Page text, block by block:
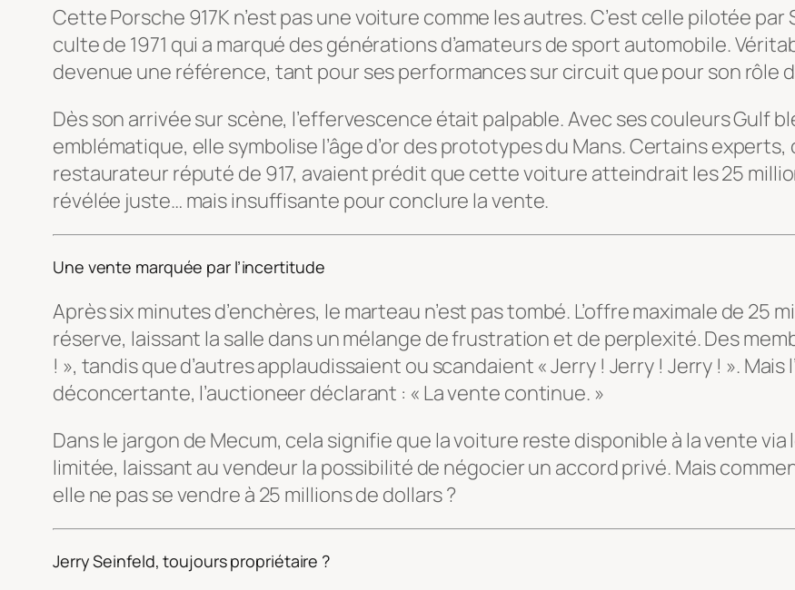
Cette Porsche 917K n’est pas une voiture comme les autres. C’est celle pilotée
culte de 1971 qui a marqué des générations d’amateurs de sport automobile.
devenue une référence, tant pour ses performances sur circuit que pour son rôle
Dès son arrivée sur scène, l’effervescence était palpable. Avec ses couleurs Gulf
emblématique, elle symbolise l’âge d’or des prototypes du Mans. Certains
restaurateur réputé de 917, avaient prédit que cette voiture atteindrait les 25
révélée juste… mais insuffisante pour conclure la vente.
Une vente marquée par l’incertitude
Après six minutes d’enchères, le marteau n’est pas tombé. L’offre maximale de 25
réserve, laissant la salle dans un mélange de frustration et de perplexité. Des
! », tandis que d’autres applaudissaient ou scandaient « Jerry ! Jerry ! Jerry ! ».
déconcertante, l’auctioneer déclarant : « La vente continue. »
Dans le jargon de Mecum, cela signifie que la voiture reste disponible à la vente
limitée, laissant au vendeur la possibilité de négocier un accord privé. Mais
elle ne pas se vendre à 25 millions de dollars ?
Jerry Seinfeld, toujours propriétaire ?